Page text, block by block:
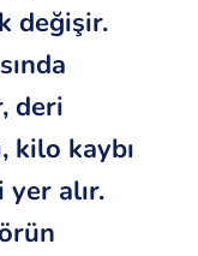
değişir.
deri
kilo kaybı
alır.